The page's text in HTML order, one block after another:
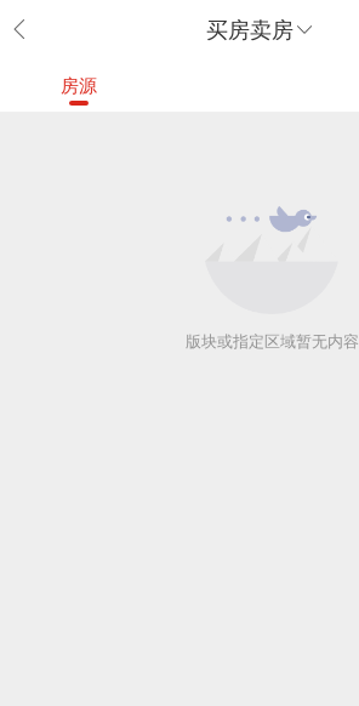
买房卖房
房源
版块或指定区域暂无内容